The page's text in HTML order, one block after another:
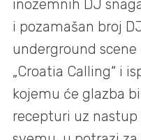
inozemnih DJ
i pozamašan broj
underground
„Croatia Calling“ i
kojemu će glazba
recepturi uz nastup